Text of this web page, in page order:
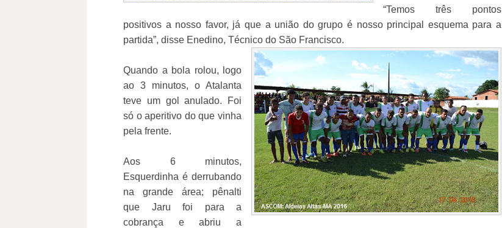
“Temos três pontos
positivos a nosso favor, já que a união do grupo é nosso principal esquema para a
partida”, disse Enedino, Técnico do São Francisco.
Quando a bola rolou, logo
ao 3 minutos, o Atalanta
teve um gol anulado. Foi
só o aperitivo do que vinha
pela frente.
Aos 6 minutos,
Esquerdinha é derrubando
na grande área; pênalti
que Jaru foi para a
cobrança e abriu a